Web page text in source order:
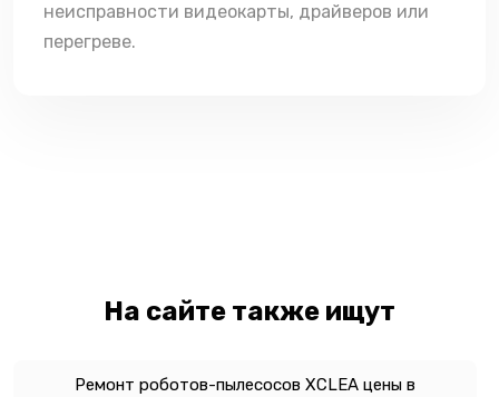
неисправности видеокарты, драйверов или
перегреве.
На сайте также ищут
Ремонт роботов-пылесосов XCLEA цены в